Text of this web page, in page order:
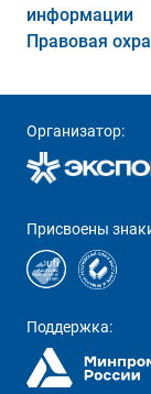
информации
Правовая
Организатор:
Присвоены
Поддержка: